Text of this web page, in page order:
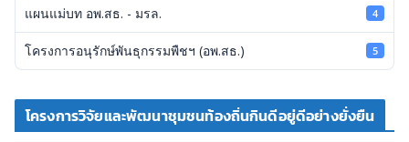
แผนแม่บท อพ.สธ. - มรล. 4
โครงการอนุรักษ์พันธุกรรมพืชฯ (อพ.สธ.) 5
โครงการวิจัยและพัฒนาชุมชนท้องถิ่นกินดีอยู่ดีอย่างยั่งยืน